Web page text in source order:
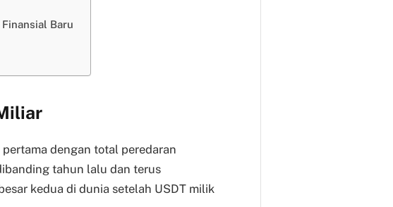
Baru
dengan total peredaran
tahun lalu dan terus
kedua di dunia setelah USDT milik